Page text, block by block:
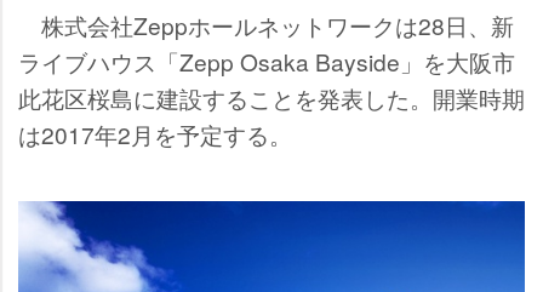
株式会社Zeppホールネットワークは28日、新
ライブハウス「Zepp Osaka Bayside」を大阪市
此花区桜島に建設することを発表した。開業時期
は2017年2月を予定する。